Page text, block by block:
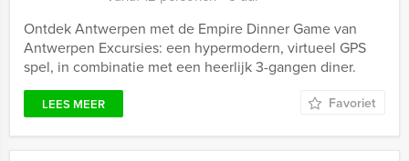
Ontdek Antwerpen met de Empire Dinner Game van
Antwerpen Excursies: een hypermodern, virtueel GPS
spel, in combinatie met een heerlijk 3-gangen diner.
LEES MEER Favoriet